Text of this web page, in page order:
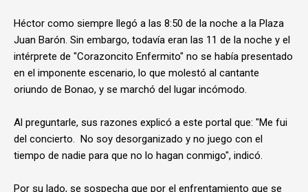
Héctor como siempre llegó a las 8:50 de la noche a la Plaza
Juan Barón. Sin embargo, todavía eran las 11 de la noche y el
intérprete de "Corazoncito Enfermito" no se había presentado
en el imponente escenario, lo que molestó al cantante
oriundo de Bonao, y se marchó del lugar incómodo.
Al preguntarle, sus razones explicó a este portal que: "Me fui
del concierto. No soy desorganizado y no juego con el
tiempo de nadie para que no lo hagan conmigo", indicó.
Por su lado, se sospecha que por el enfrentamiento que se